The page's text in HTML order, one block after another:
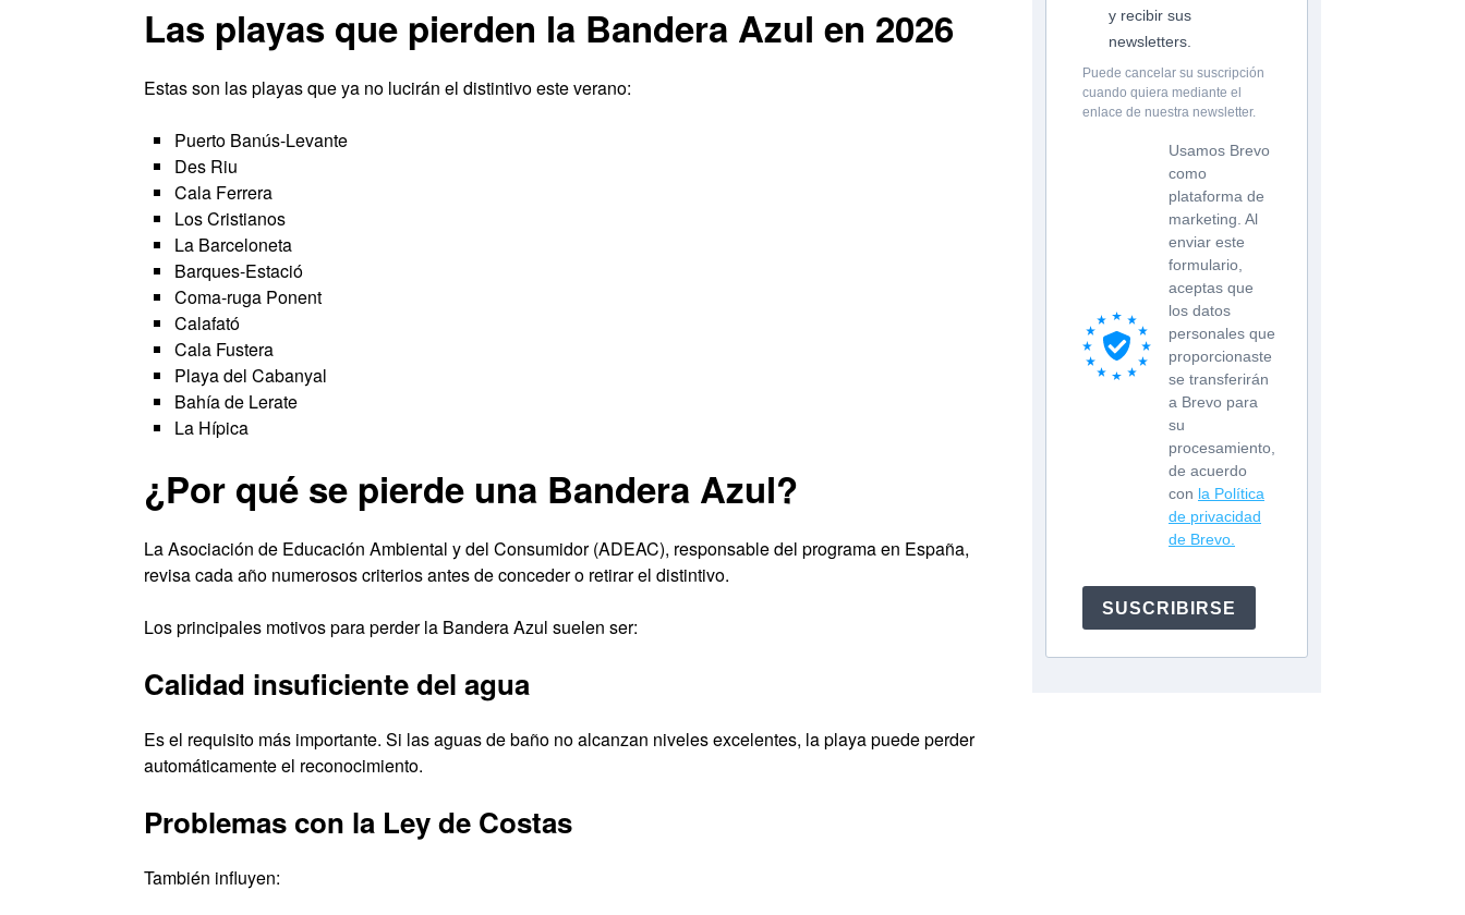
Las playas que pierden la Bandera Azul en 2026
Estas son las playas que ya no lucirán el distintivo este verano:
Puerto Banús-Levante
Des Riu
Cala Ferrera
Los Cristianos
La Barceloneta
Barques-Estació
Coma-ruga Ponent
Calafató
Cala Fustera
Playa del Cabanyal
Bahía de Lerate
La Hípica
¿Por qué se pierde una Bandera Azul?
La Asociación de Educación Ambiental y del Consumidor (ADEAC), responsable del programa en España,
revisa cada año numerosos criterios antes de conceder o retirar el distintivo.
Los principales motivos para perder la Bandera Azul suelen ser:
Calidad insuficiente del agua
Es el requisito más importante. Si las aguas de baño no alcanzan niveles excelentes, la playa puede perder
automáticamente el reconocimiento.
Problemas con la Ley de Costas
También influyen:
y recibir sus
newsletters.
Puede cancelar su suscripción
cuando quiera mediante el
enlace de nuestra newsletter.
Usamos Brevo
como
plataforma de
marketing. Al
enviar este
formulario,
aceptas que
los datos
personales que
proporcionaste
se transferirán
a Brevo para
su
procesamiento,
de acuerdo
con la Política
de privacidad
de Brevo.
SUSCRIBIRSE